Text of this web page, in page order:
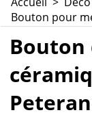
Bouton pour
Bouton